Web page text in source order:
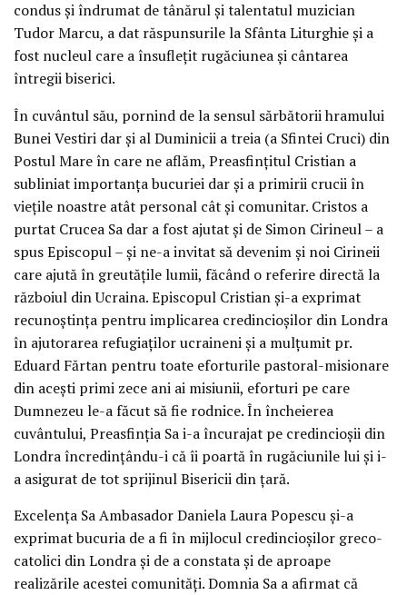
condus și îndrumat de tânărul și talentatul muzician
Tudor Marcu, a dat răspunsurile la Sfânta Liturghie și a
fost nucleul care a însuflețit rugăciunea și cântarea
întregii biserici.
În cuvântul său, pornind de la sensul sărbătorii hramului
Bunei Vestiri dar și al Duminicii a treia (a Sfintei Cruci) din
Postul Mare în care ne aflăm, Preasfințitul Cristian a
subliniat importanța bucuriei dar și a primirii crucii în
viețile noastre atât personal cât și comunitar. Cristos a
purtat Crucea Sa dar a fost ajutat și de Simon Cirineul – a
spus Episcopul – și ne-a invitat să devenim și noi Cirineii
care ajută în greutățile lumii, făcând o referire directă la
războiul din Ucraina. Episcopul Cristian și-a exprimat
recunoștința pentru implicarea credincioșilor din Londra
în ajutorarea refugiaților ucraineni și a mulțumit pr.
Eduard Fărtan pentru toate eforturile pastoral-misionare
din acești primi zece ani ai misiunii, eforturi pe care
Dumnezeu le-a făcut să fie rodnice. În încheierea
cuvântului, Preasfinția Sa i-a încurajat pe credincioșii din
Londra încredințându-i că îi poartă în rugăciunile lui și i-
a asigurat de tot sprijinul Bisericii din țară.
Excelența Sa Ambasador Daniela Laura Popescu și-a
exprimat bucuria de a fi în mijlocul credincioșilor greco-
catolici din Londra și de a constata și de aproape
realizările acestei comunități. Domnia Sa a afirmat că